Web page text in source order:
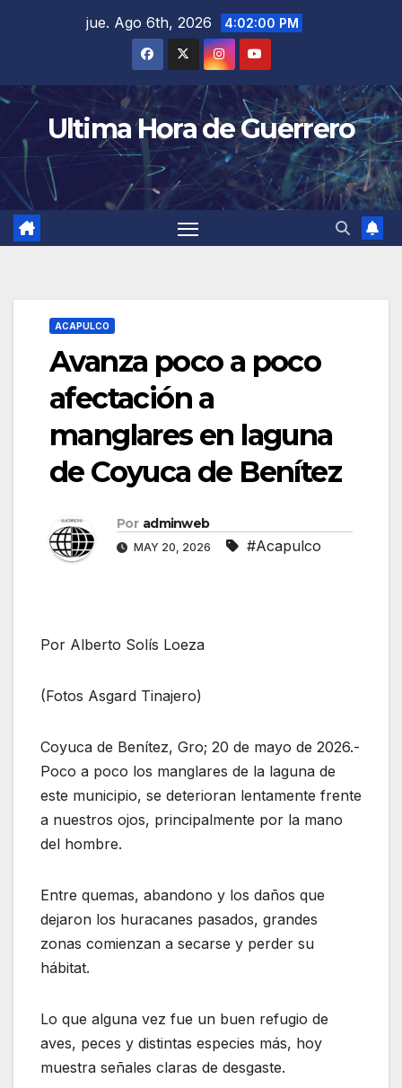
jue. Ago 6th, 2026 4:02:00 PM
Ultima Hora de Guerrero
ACAPULCO
Avanza poco a poco
afectación a
manglares en laguna
de Coyuca de Benítez
Por adminweb
MAY 20, 2026 #Acapulco
Por Alberto Solís Loeza
(Fotos Asgard Tinajero)
Coyuca de Benítez, Gro; 20 de mayo de 2026.-
Poco a poco los manglares de la laguna de
este municipio, se deterioran lentamente frente
a nuestros ojos, principalmente por la mano
del hombre.
Entre quemas, abandono y los daños que
dejaron los huracanes pasados, grandes
zonas comienzan a secarse y perder su
hábitat.
Lo que alguna vez fue un buen refugio de
aves, peces y distintas especies más, hoy
muestra señales claras de desgaste.